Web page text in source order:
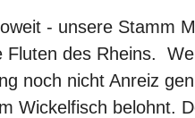
- unsere Stamm
Fluten des Rheins.
noch nicht Anreiz
Wickelfisch belohnt.